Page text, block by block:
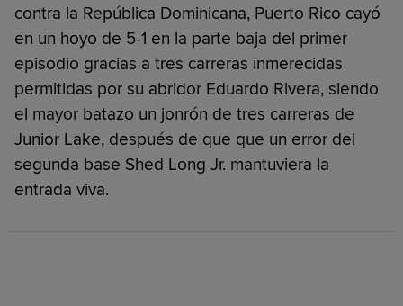
contra la República Dominicana, Puerto Rico cayó
en un hoyo de 5-1 en la parte baja del primer
episodio gracias a tres carreras inmerecidas
permitidas por su abridor Eduardo Rivera, siendo
el mayor batazo un jonrón de tres carreras de
Junior Lake, después de que que un error del
segunda base Shed Long Jr. mantuviera la
entrada viva.